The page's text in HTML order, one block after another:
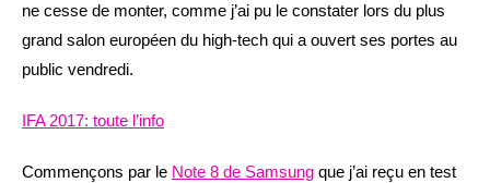
ne cesse de monter, comme j’ai pu le constater lors du plus
grand salon européen du high-tech qui a ouvert ses portes au
public vendredi.
IFA 2017: toute l’info
Commençons par le Note 8 de Samsung que j’ai reçu en test